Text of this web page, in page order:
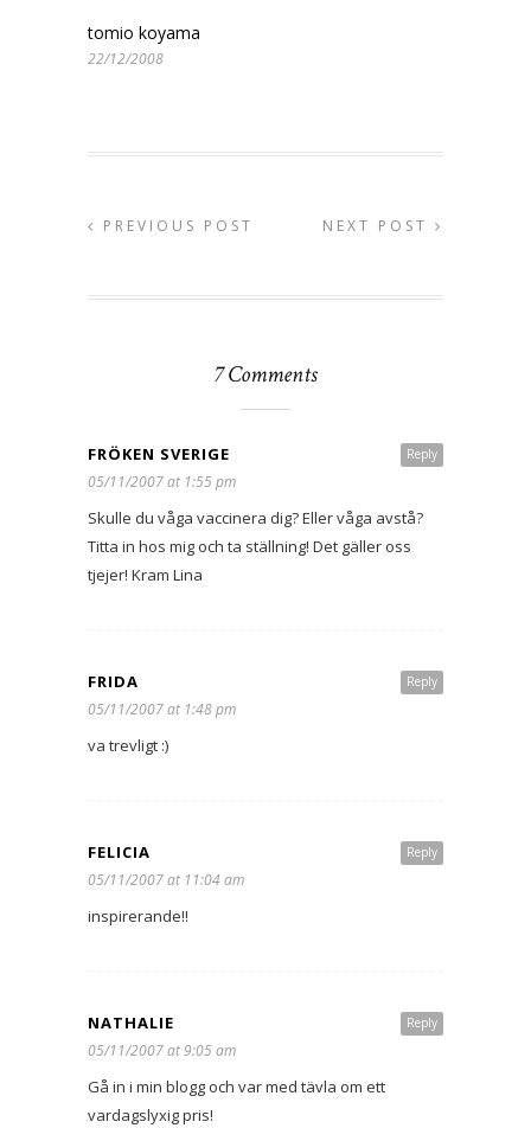
tomio koyama
22/12/2008
PREVIOUS POST NEXT POST
7 Comments
Reply
FRÖKEN SVERIGE
05/11/2007 at 1:55 pm
Skulle du våga vaccinera dig? Eller våga avstå?
Titta in hos mig och ta ställning! Det gäller oss
tjejer! Kram Lina
Reply
FRIDA
05/11/2007 at 1:48 pm
va trevligt :)
Reply
FELICIA
05/11/2007 at 11:04 am
inspirerande!!
Reply
NATHALIE
05/11/2007 at 9:05 am
Gå in i min blogg och var med tävla om ett
vardagslyxig pris!